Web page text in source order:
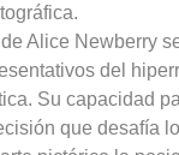
Alice Newberry
del
Su capacidad
que desafía